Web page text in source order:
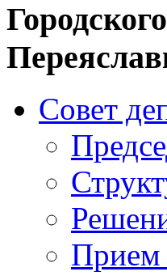
Совет
Прием